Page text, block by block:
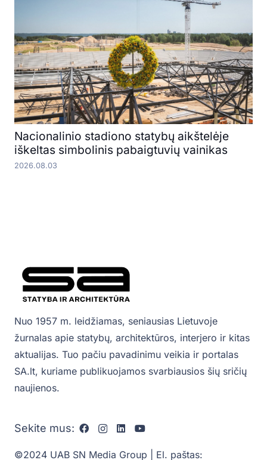
Nacionalinio stadiono statybų aikštelėje
iškeltas simbolinis pabaigtuvių vainikas
2026.08.03
Nuo 1957 m. leidžiamas, seniausias Lietuvoje
žurnalas apie statybų, architektūros, interjero ir kitas
aktualijas. Tuo pačiu pavadinimu veikia ir portalas
SA.lt, kuriame publikuojamos svarbiausios šių sričių
naujienos.
Sekite mus:
©2024 UAB SN Media Group | El. paštas: